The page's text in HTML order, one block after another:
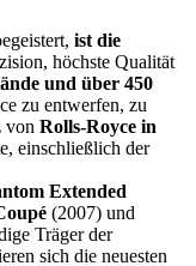
ist die
höchste Qualität
und über 450
zu entwerfen, zu
von Rolls-Royce in
einschließlich der
Extended
(2007) und
Träger der
sich die neuesten